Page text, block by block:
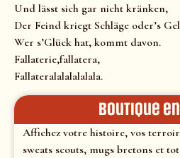
Und lässt sich gar nicht kränken,
Der Feind kriegt Schläge oder’s
Wer s’Glück hat, kommt davon.
Fallaterie,fallatera,
Fallateralalalalalala.
Boutique
Affichez votre histoire, vos
sweats scouts, mugs bretons et